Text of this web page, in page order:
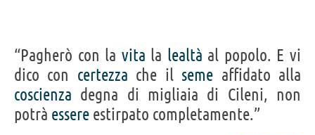
“Pagherò con la vita la lealtà al popolo. E vi
dico con certezza che il seme affidato alla
coscienza degna di migliaia di Cileni, non
potrà essere estirpato completamente.”